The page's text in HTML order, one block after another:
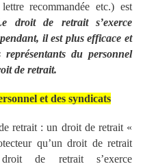
recommandée etc.) est
droit de retrait s’exerce
il est plus efficace et
du personnel
de retrait.
et des syndicats
retrait : un droit de retrait «
qu’un droit de retrait
de retrait s’exerce